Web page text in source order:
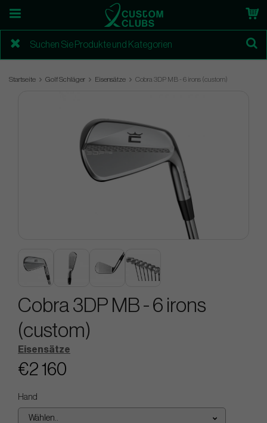
Startseite Golf Schläger Eisensätze Cobra 3DP MB - 6 irons (custom)
Cobra 3DP MB - 6 irons
(custom)
Eisensätze
€2 160
Hand
Wählen..